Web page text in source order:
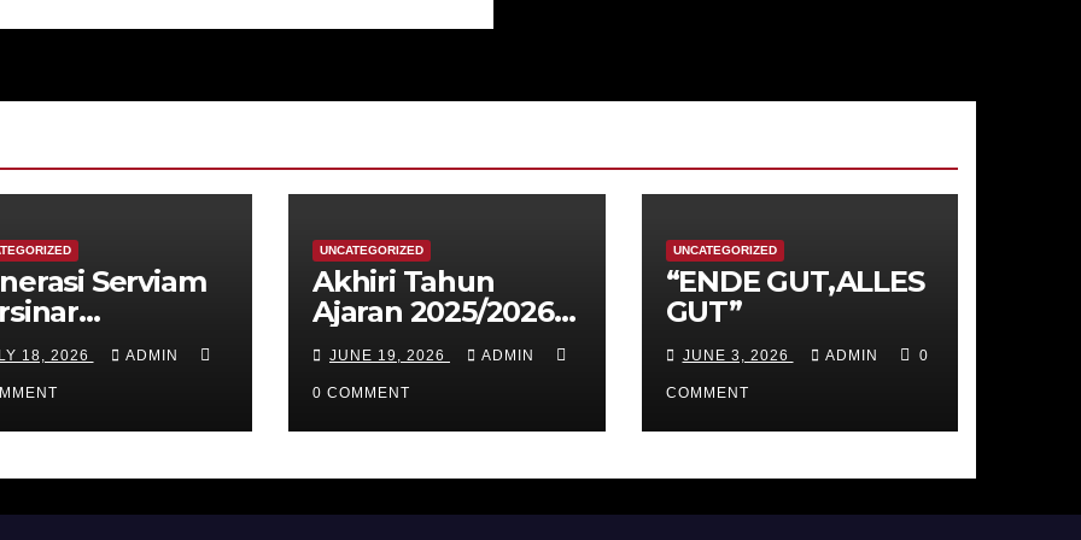
Serviam
Baru
18, 2026 ADMIN
UNCATEGORIZED
Akhiri Tahun
Ajaran 2025/2026,
Smp Swasta
Katolik St Ursula
Ende menggelar
Class Meeting
Strategis
JUNE 19, 2026 ADMIN
0 COMMENT
UNCATEGORIZED
“ENDE GUT,ALLES
GUT”
JUNE 3, 2026 ADMIN 0
COMMENT